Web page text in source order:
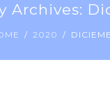
Archives:
2020